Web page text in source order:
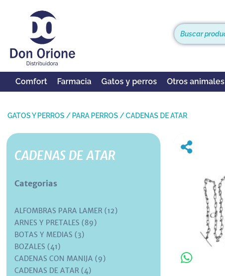
Comfort Farmacia Gatos y perros Otros animales
GATOS Y PERROS / PARA PERROS /CADENAS DE ATAR
CADENAS DE ATAR
Categorias
ALFOMBRAS PARA LAMER (12)
ARNES Y PRETALES (89)
BOTAS Y MEDIAS (3)
BOZALES (41)
CADENAS CON MANIJA (9)
CADENAS DE ATAR (4)